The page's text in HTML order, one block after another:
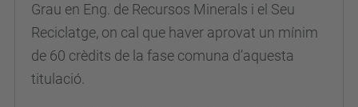
Grau en Eng. de Recursos Minerals i el Seu
Reciclatge, on cal que haver aprovat un mínim
de 60 crèdits de la fase comuna d’aquesta
titulació.